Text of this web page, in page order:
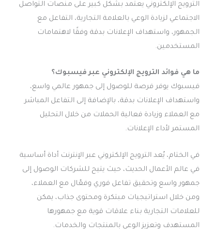
الترويج الإلكتروني يعتمد بشكل كبير على منصات التواصل
الاجتماعي لزيادة الوعي بالعلامة التجارية، التفاعل مع
الجمهور، واستهداف الإعلانات بدقة وفقًا لاهتمامات
المستخدمين.
ما هي فوائد الترويج الإلكتروني عبر فيسبوك؟
فيسبوك يوفر فرصة للوصول إلى جمهور عالمي واسع،
واستهداف الإعلانات بدقة، بالإضافة إلى التفاعل المباشر
مع العملاء وزيادة فعالية الحملات من خلال التحليل
المستمر لأداء الإعلانات.
في الختام، يُعد الترويج الإلكتروني عبر الإنترنت أداة أساسية
في عالم الأعمال الحديث، حيث يتيح للشركات الوصول إلى
جمهور واسع وتحقيق تفاعل فوري وفعّال مع العملاء،
ومن خلال استراتيجيات مبتكرة ومحتوى جذاب، يمكن
للعلامات التجارية بناء علاقات قوية مع جمهورها
المستهدف وتعزيز الوعي بالمنتجات والخدمات.